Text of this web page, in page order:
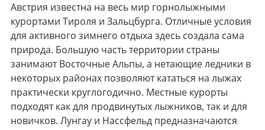
Австрия известна на весь мир горнолыжными
курортами Тироля и Зальцбурга. Отличные условия
для активного зимнего отдыха здесь создала сама
природа. Большую часть территории страны
занимают Восточные Альпы, а нетающие ледники в
некоторых районах позволяют кататься на лыжах
практически круглогодично. Местные курорты
подходят как для продвинутых лыжников, так и для
новичков. Лунгау и Нассфельд предназначаются